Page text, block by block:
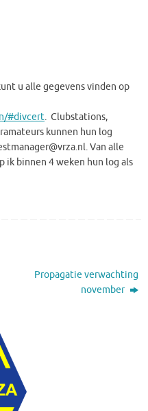
u alle gegevens vinden op
#divcert. Clubstations,
kunnen hun log
Van alle
binnen 4 weken hun log als
Propagatie verwachting
november